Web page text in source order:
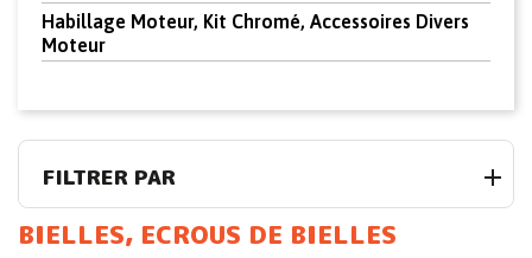
Habillage Moteur, Kit Chromé, Accessoires Divers
Moteur
FILTRER PAR
BIELLES, ECROUS DE BIELLES